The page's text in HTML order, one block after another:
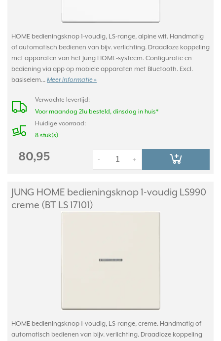
HOME bedieningsknop 1-voudig, LS-range, alpine wit. Handmatig
of automatisch bedienen van bijv. verlichting. Draadloze koppeling
met apparaten van het Jung HOME-systeem. Configuratie en
bediening via app op mobiele apparaten met Bluetooth. Excl.
basiselem... Meer informatie »
Verwachte levertijd:
Voor maandag 21u besteld, dinsdag in huis*
Huidige voorraad:
8 stuk(s)
80,95 +
-
JUNG HOME bedieningsknop 1-voudig LS990
creme (BT LS 17101)
HOME bedieningsknop 1-voudig, LS-range, creme. Handmatig of
automatisch bedienen van bijv. verlichting. Draadloze koppeling